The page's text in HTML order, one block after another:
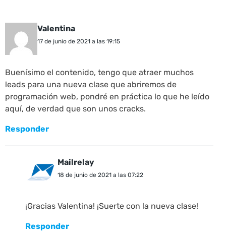
Valentina
17 de junio de 2021 a las 19:15
Buenísimo el contenido, tengo que atraer muchos
leads para una nueva clase que abriremos de
programación web, pondré en práctica lo que he leído
aquí, de verdad que son unos cracks.
Responder
Mailrelay
18 de junio de 2021 a las 07:22
¡Gracias Valentina! ¡Suerte con la nueva clase!
Responder